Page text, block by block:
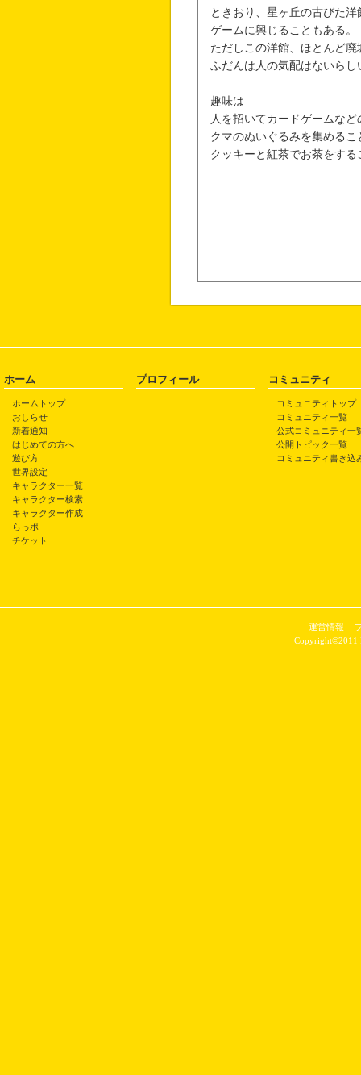
ときおり、星ヶ丘の古びた
ゲームに興じることもある。
ただしこの洋館、ほとんど廃
ふだんは人の気配はないらし
趣味は
人を招いてカードゲームな
クマのぬいぐるみを集めるこ
クッキーと紅茶でお茶をする
ホーム
ホームトップ
おしらせ
新着通知
はじめての方へ
遊び方
世界設定
キャラクター一覧
キャラクター検索
キャラクター作成
らっポ
チケット
プロフィール コミュニティ
コミュニティトップ
コミュニティ一覧
公式コミュニティ一
公開トピック一覧
コミュニティ書き込
運営情報
Copyright©2011